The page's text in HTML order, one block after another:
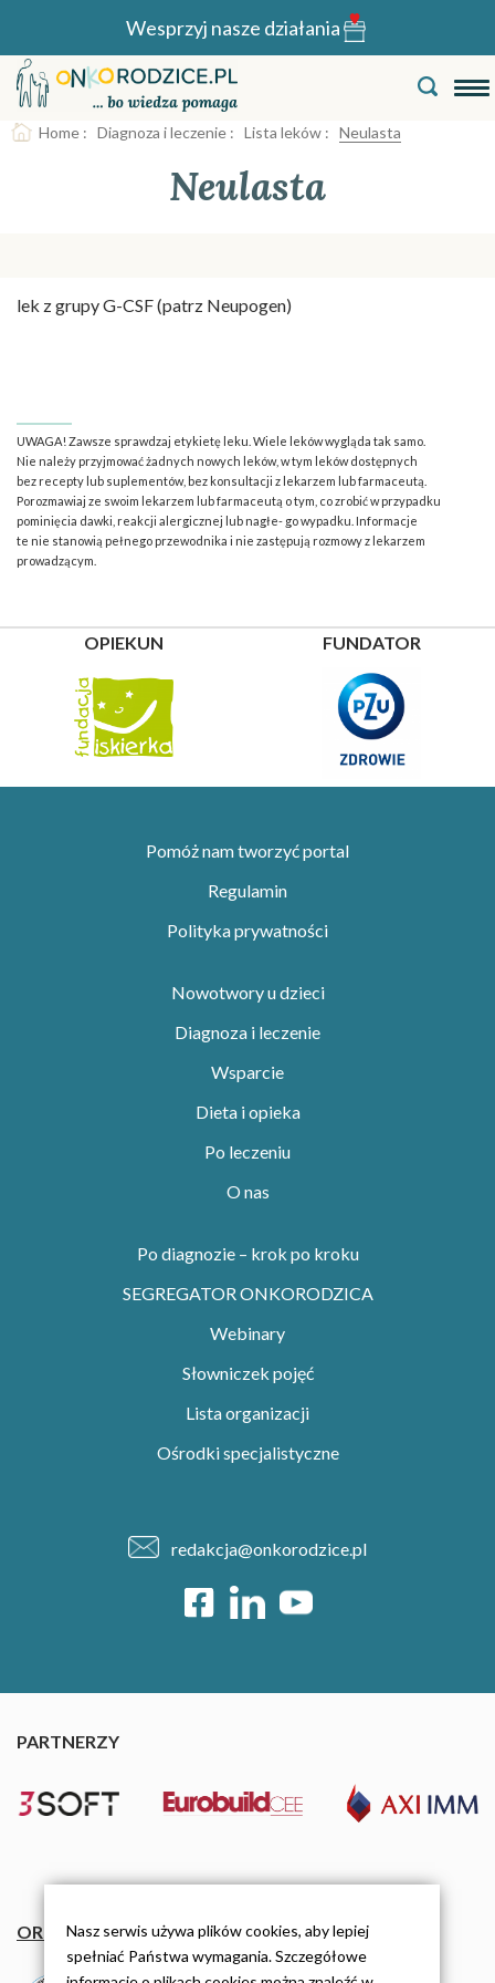
Wesprzyj nasze działania
Home : Diagnoza i leczenie : Lista leków : Neulasta
Neulasta
lek z grupy G-CSF (patrz Neupogen)
UWAGA! Zawsze sprawdzaj etykietę leku. Wiele leków wygląda tak samo.
Nie należy przyjmować żadnych nowych leków, w tym leków dostępnych
bez recepty lub suplementów, bez konsultacji z lekarzem lub farmaceutą.
Porozmawiaj ze swoim lekarzem lub farmaceutą o tym, co zrobić w przypadku
pominięcia dawki, reakcji alergicznej lub nagłe- go wypadku. Informacje
te nie stanowią pełnego przewodnika i nie zastępują rozmowy z lekarzem
prowadzącym.
OPIEKUN FUNDATOR
Pomóż nam tworzyć portal
Regulamin
Polityka prywatności
Nowotwory u dzieci
Diagnoza i leczenie
Wsparcie
Dieta i opieka
Po leczeniu
O nas
Po diagnozie – krok po kroku
SEGREGATOR ONKORODZICA
Webinary
Słowniczek pojęć
Lista organizacji
Ośrodki specjalistyczne
redakcja@onkorodzice.pl
PARTNERZY
ORGANIZACJE
Nasz serwis używa plików cookies, aby lepiej
spełniać Państwa wymagania. Szczegółowe